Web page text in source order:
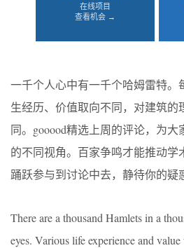
在线项目
查看机会 →
一千个人心中有一千个哈姆雷特。
生经历、价值取向不同，对建筑的
同。gooood精选上周的评论，为大
的不同视角。百家争鸣才能推动学
踊跃参与到讨论中去，静待你的疑
There are a thousand Hamlets in a
eyes. Various life experience and